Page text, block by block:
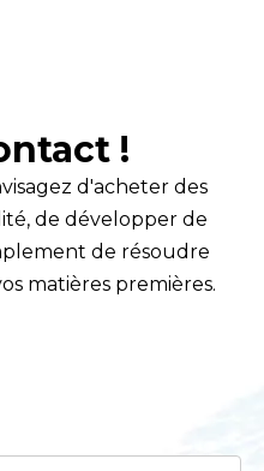
!
d'acheter des
de développer de
de résoudre
matières premières.